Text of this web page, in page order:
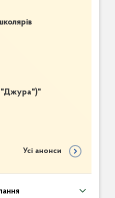
("Джура")"
Усі анонси